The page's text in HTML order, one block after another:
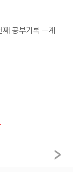
공부기록 ㅡ계